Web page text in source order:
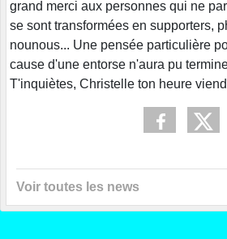
grand merci aux personnes qui ne
se sont transformées en supporters,
nounous... Une pensée particulière
cause d'une entorse n'aura pu
T'inquiètes, Christelle ton heure
Voir toutes les news